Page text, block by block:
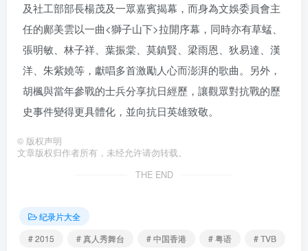
及社工部部長楊茂及一眾嘉賓揭幕，而身為文娛委員會主
任的鄺美雲以一曲<獅子山下>拉開序幕，同時亦有草蜢、
張明敏、林子祥、葉振棠、莫鎮賢、梁雨恩、狄易達、漢
洋、朱紫嬈等，獻唱多首激勵人心而澎湃的歌曲。另外，
胡楓與當年參戰的士兵分享抗日經歷，讓觀眾對抗戰的歷
史事件變得更具體化，並向抗日英雄致敬。
© 版权声明
文章版权归作者所有，未经允许请勿转载。
THE END
纪录片大全
# 2015
# 真人秀舞台 # 中国香港 # 粤语 # TVB